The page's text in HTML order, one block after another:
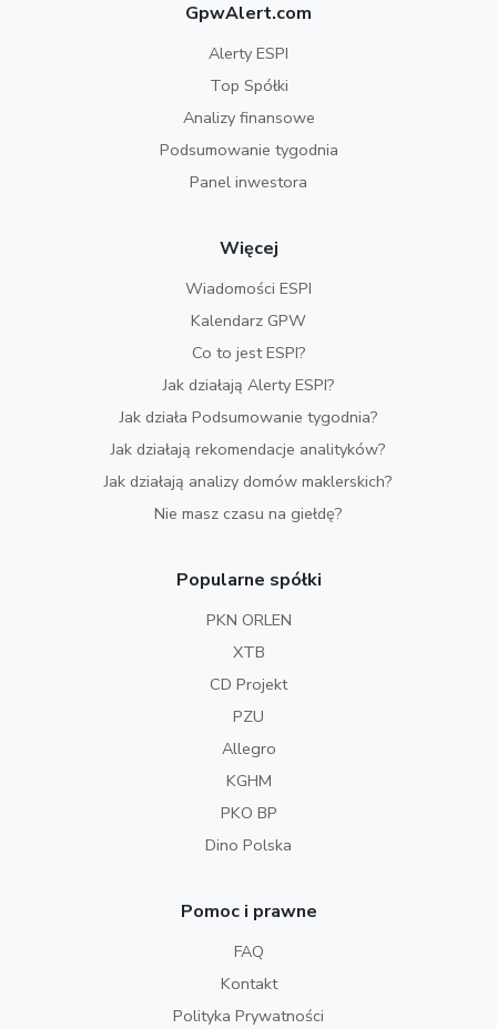
GpwAlert.com
Alerty ESPI
Top Spółki
Analizy finansowe
Podsumowanie tygodnia
Panel inwestora
Więcej
Wiadomości ESPI
Kalendarz GPW
Co to jest ESPI?
Jak działają Alerty ESPI?
Jak działa Podsumowanie tygodnia?
Jak działają rekomendacje analityków?
Jak działają analizy domów maklerskich?
Nie masz czasu na giełdę?
Popularne spółki
PKN ORLEN
XTB
CD Projekt
PZU
Allegro
KGHM
PKO BP
Dino Polska
Pomoc i prawne
FAQ
Kontakt
Polityka Prywatności